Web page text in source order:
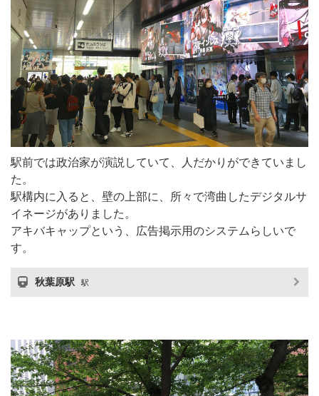
駅前では政治家が演説していて、人だかりができていまし
た。
駅構内に入ると、壁の上部に、所々で湾曲したデジタルサ
イネージがありました。
アキバキャップという、広告掲示用のシステムらしいで
す。
秋葉原駅 駅